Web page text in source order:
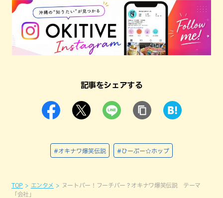
記事をシェアする
#オキナワ爆笑伝説 #ひーぷー☆ホップ
TOP エンタメ
ヌートバー！フーチバー？オキナワ爆笑伝説 テーマ
「会社」